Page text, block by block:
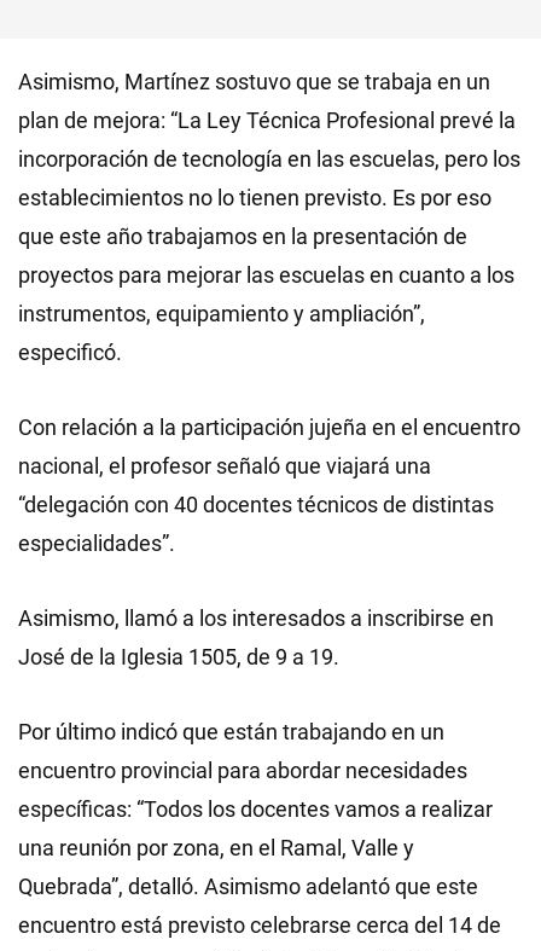
Asimismo, Martínez sostuvo que se trabaja en un
plan de mejora: “La Ley Técnica Profesional prevé la
incorporación de tecnología en las escuelas, pero los
establecimientos no lo tienen previsto. Es por eso
que este año trabajamos en la presentación de
proyectos para mejorar las escuelas en cuanto a los
instrumentos, equipamiento y ampliación”,
especificó.
Con relación a la participación jujeña en el encuentro
nacional, el profesor señaló que viajará una
“delegación con 40 docentes técnicos de distintas
especialidades”.
Asimismo, llamó a los interesados a inscribirse en
José de la Iglesia 1505, de 9 a 19.
Por último indicó que están trabajando en un
encuentro provincial para abordar necesidades
específicas: “Todos los docentes vamos a realizar
una reunión por zona, en el Ramal, Valle y
Quebrada”, detalló. Asimismo adelantó que este
encuentro está previsto celebrarse cerca del 14 de